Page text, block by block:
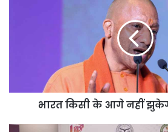
भारत किसी के आगे नहीं